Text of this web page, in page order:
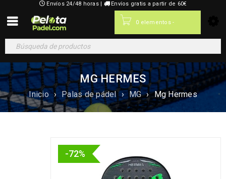
Envíos 24/48 horas | Envíos gratis a partir de 60€
0 elementos -
MG HERMES
Inicio › Palas de pádel › MG › Mg Hermes
-72%